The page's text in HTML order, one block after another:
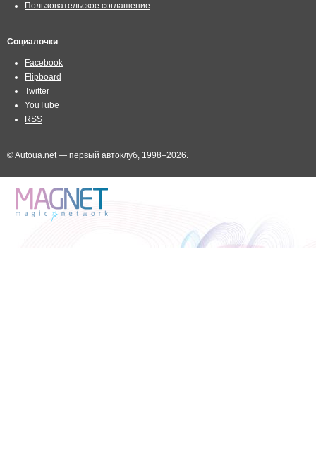
Пользовательское соглашение
Социалочки
Facebook
Flipboard
Twitter
YouTube
RSS
© Autoua.net — первый автоклуб, 1998–2026.